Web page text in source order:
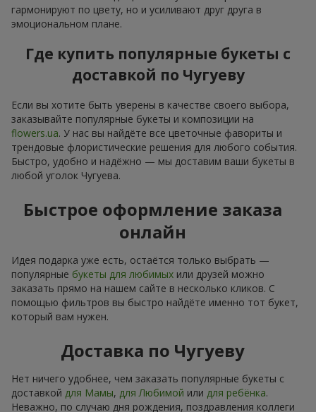
гармонируют по цвету, но и усиливают друг друга в
эмоциональном плане.
Где купить популярные букеты с
доставкой по Чугуеву
Если вы хотите быть уверены в качестве своего выбора,
заказывайте популярные букеты и композиции на
flowers.ua. У нас вы найдёте все цветочные фавориты и
трендовые флористические решения для любого события.
Быстро, удобно и надёжно — мы доставим ваши букеты в
любой уголок Чугуева.
Быстрое оформление заказа
онлайн
Идея подарка уже есть, остаётся только выбрать —
популярные букеты для любимых или друзей можно
заказать прямо на нашем сайте в несколько кликов. С
помощью фильтров вы быстро найдёте именно тот букет,
который вам нужен.
Доставка по Чугуеву
Нет ничего удобнее, чем заказать популярные букеты с
доставкой для Мамы, для Любимой или для ребёнка.
Неважно, по случаю дня рождения, поздравления коллеги